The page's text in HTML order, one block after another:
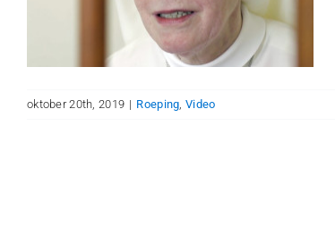
oktober 20th, 2019 | Roeping,Video